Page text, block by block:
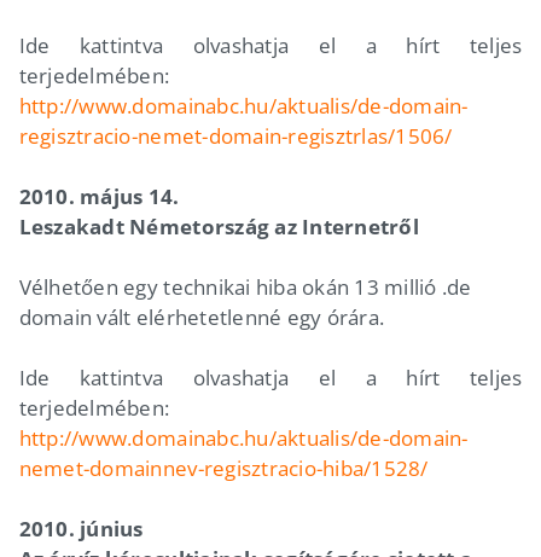
Ide kattintva olvashatja el a hírt teljes
terjedelmében:
http://www.domainabc.hu/aktualis/de-domain-
regisztracio-nemet-domain-regisztrlas/1506/
2010. május 14.
Leszakadt Németország az Internetről
Vélhetően egy technikai hiba okán 13 millió .de
domain vált elérhetetlenné egy órára.
Ide kattintva olvashatja el a hírt teljes
terjedelmében:
http://www.domainabc.hu/aktualis/de-domain-
nemet-domainnev-regisztracio-hiba/1528/
2010. június